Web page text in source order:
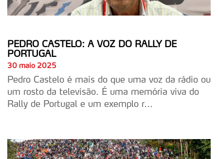
PEDRO CASTELO: A VOZ DO RALLY DE
PORTUGAL
30 maio 2025
Pedro Castelo é mais do que uma voz da rádio ou
um rosto da televisão. É uma memória viva do
Rally de Portugal e um exemplo r...